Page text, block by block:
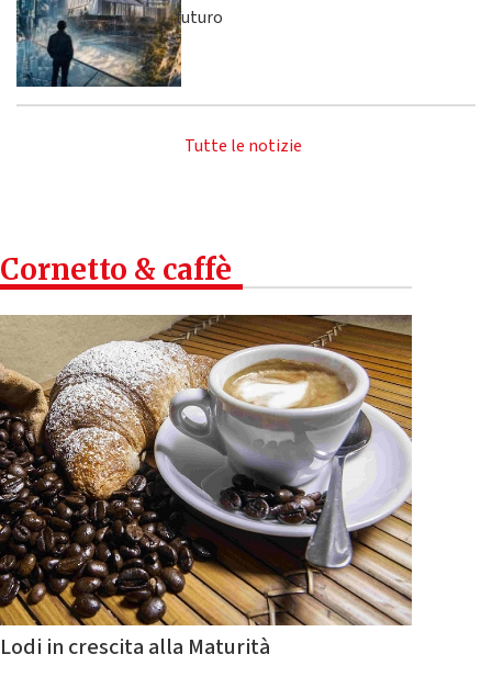
futuro
Tutte le notizie
Cornetto & caffè
Lodi in crescita alla Maturità